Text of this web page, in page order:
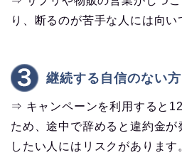
り、断るのが苦手な人には向い
継続する自信のない方
⇒ キャンペーンを利用すると
ため、途中で辞めると違約金
したい人にはリスクがあります